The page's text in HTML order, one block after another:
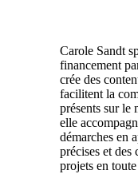
Carole Sandt
financement
crée des
facilitent la
présents sur le
elle
démarches en
précises et des
projets en